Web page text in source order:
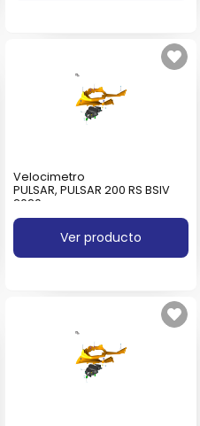
Velocimetro
PULSAR, PULSAR 200 RS BSIV
2020
Ver producto